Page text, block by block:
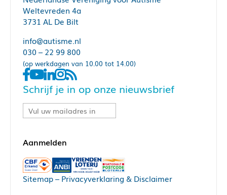
Weltevreden 4a
3731 AL De Bilt
info@autisme.nl
030 – 22 99 800
(op werkdagen van 10.00 tot 14.00)
Schrijf je in op onze nieuwsbrief
Sitemap– Privacyverklaring & Disclaimer